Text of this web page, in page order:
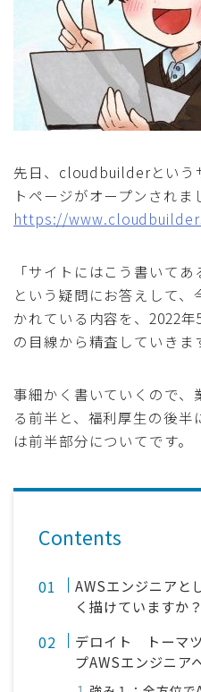
先日、cloudbuilderという
トページがオープンされま
https://
「サイトにはこう書いて
という疑問にお答えして
かれている内容を、2022
の目線から精査していきま
事細かく書いていくので、
る前半と、福利厚生の後半
は前半部分についてです。
Contents
AWSエンジニアと
く描けていますか？
デロイト トーマ
プAWSエンジニア